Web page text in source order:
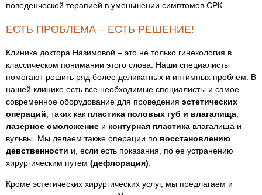
поведенческой терапией в уменьшении симптомов СРК.
ЕСТЬ ПРОБЛЕМА – ЕСТЬ РЕШЕНИЕ!
Клиника доктора Назимовой – это не только гинекология в
классическом понимании этого слова. Наши специалисты
помогают решить ряд более деликатных и интимных проблем. В
нашей клинике есть все необходимые специалисты и самое
современное оборудование для проведения эстетических
операций , таких как пластика половых губ и влагалища
лазерное омоложение и контурная пластика влагалища и
вульвы. Мы делаем также операции по восстановлению
девственности и, если есть показания, по ее устранению
хирургическим путем (дефлорация)
Кроме эстетических хирургических услуг, мы предлагаем и